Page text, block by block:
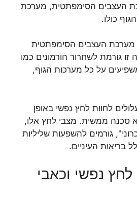
העצבים הסימפתטית, מערכת
כולו.
מערכת העצבים הסימפתטית
גורמת לשחרור הורמונים כמו
על כל מערכות הגוף,
לחוות לחץ נפשי באופן
סכנה ממשית. מצבי לחץ אלו,
גורמים להשפעות שליליות
בריאות העיניים.
נפשי וכאבי